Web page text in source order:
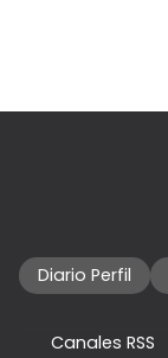
Diario Perfil
Canales RSS